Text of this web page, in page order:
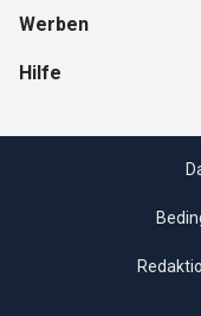
Werben
Hilfe